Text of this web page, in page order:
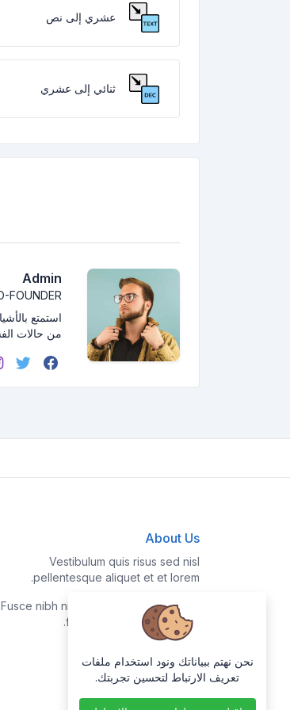
عشري إلى نص
ثنائي إلى عشري
Admin
FOUNDER
استمتع
من حالات
About Us
Vestibulum quis risus sed nisl
pellentesque aliquet et et lorem.
Fusce nibh nisl, gravida nec ipsum eu,
feugiat condimentum velit.
نحن نهتم ببياناتك ونود استخدام ملفات
تعريف الارتباط لتحسين تجربتك.